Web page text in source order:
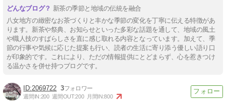
新茶の季節と地域の伝統を融合
八女地方の緻密なお茶づくりと丰かな季節の変化を丁寧に伝える特徴があ
ります。新茶や祭典、お知らせといった多彩な話題を通して、地域の風土
や職人技のすばらしさを直に感じ取れる内容となっています。加えて、季
節の行事や気候に応じた提案も行い、読者の生活に寄り添う優しい語り口
が印象的です。これにより、ただの情報提供にとどまらず、心を惹きつけ
る温かさを併せ持つブログです。
2069722 3
週間IN:200 週間OUT:200 月間IN:800